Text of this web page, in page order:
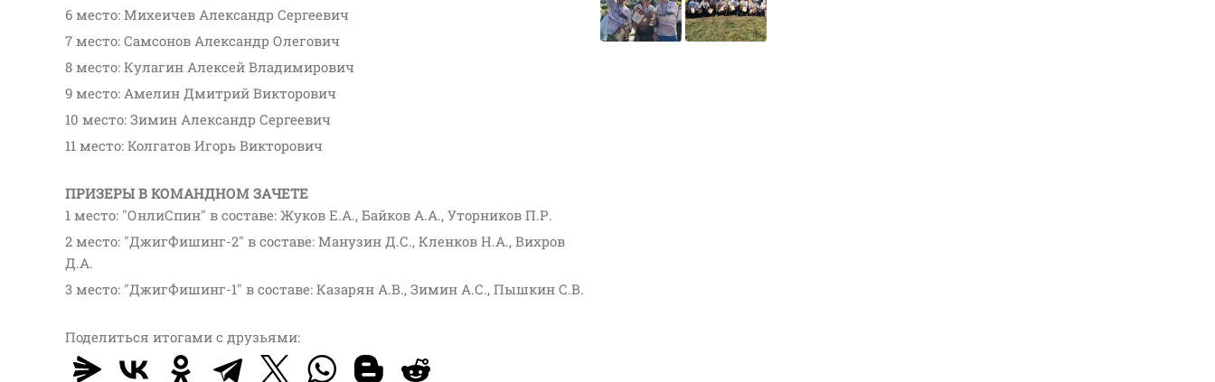
6 место: Михеичев Александр Сергеевич
7 место: Самсонов Александр Олегович
8 место: Кулагин Алексей Владимирович
9 место: Амелин Дмитрий Викторович
10 место: Зимин Александр Сергеевич
11 место: Колгатов Игорь Викторович
ПРИЗЕРЫ В КОМАНДНОМ ЗАЧЕТЕ
1 место: "ОнлиСпин" в составе: Жуков Е.А., Байков А.А., Уторников П.Р.
2 место: "ДжигФишинг-2" в составе: Манузин Д.С., Кленков Н.А., Вихров
Д.А.
3 место: "ДжигФишинг-1" в составе: Казарян А.В., Зимин А.С., Пышкин С.В.
Поделиться итогами с друзьями: